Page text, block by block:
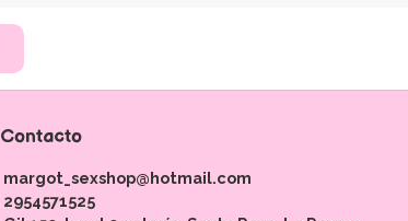
Contacto
margot_sexshop@hotmail.com
2954571525